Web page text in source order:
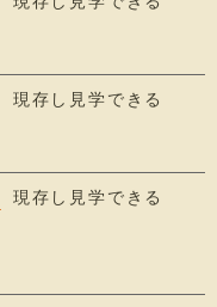
現存し見学できる
現存し見学できる